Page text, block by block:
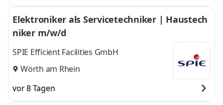
Elektroniker als Servicetechniker | Haustech
niker m/w/d
SPIE Efficient Facilities GmbH
Wörth am Rhein
vor 8 Tagen